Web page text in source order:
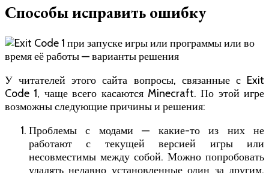
Способы исправить ошибку
У читателей этого сайта вопросы, связанные с Exit
Code 1, чаще всего касаются Minecraft. По этой игре
возможны следующие причины и решения:
Проблемы с модами — какие-то из них не
работают с текущей версией игры или
несовместимы между собой. Можно попробовать
удалять недавно установленные один за другим,